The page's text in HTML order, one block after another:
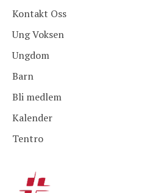
Kontakt Oss
Ung Voksen
Ungdom
Barn
Bli medlem
Kalender
Tentro